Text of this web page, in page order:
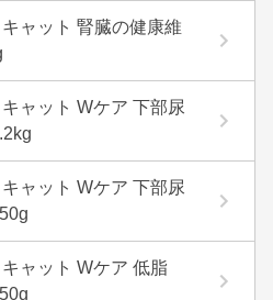
ャット 腎臓の健康維
ャット Wケア 下部尿
ャット Wケア 下部尿
ャット Wケア 低脂